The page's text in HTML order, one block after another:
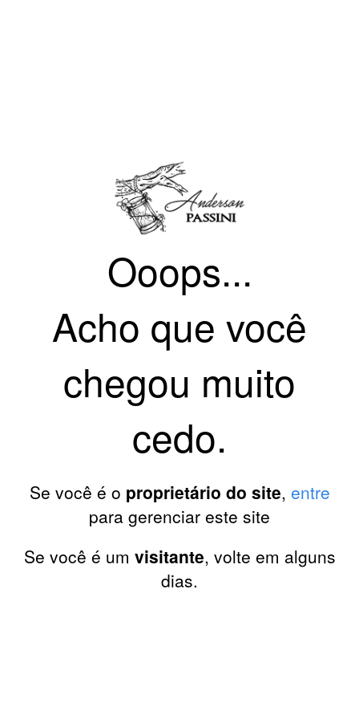
Ooops...
Acho que você
chegou muito
cedo.
Se você é o proprietário do site, entre
para gerenciar este site
Se você é um visitante, volte em alguns
dias.